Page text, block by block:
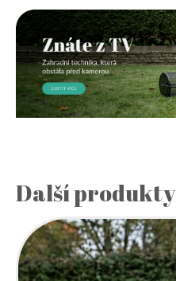
Další produkty